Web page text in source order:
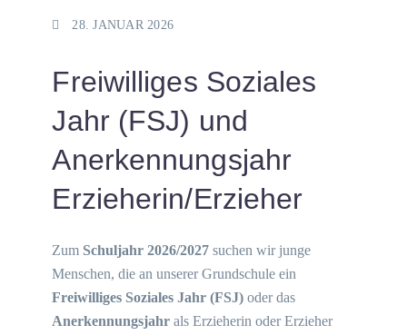
28. JANUAR 2026
Freiwilliges Soziales
Jahr (FSJ) und
Anerkennungsjahr
Erzieherin/Erzieher
Zum Schuljahr 2026/2027suchen wir junge
Menschen, die an unserer Grundschule ein
Freiwilliges Soziales Jahr (FSJ) oder das
Anerkennungsjahr als Erzieherin oder Erzieher